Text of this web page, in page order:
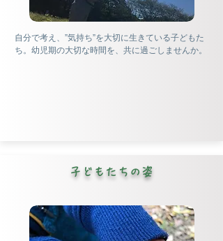
自分で考え、”気持ち”を大切に生きている子どもた
ち。幼児期の大切な時間を、共に過ごしませんか。
子どもたちの姿